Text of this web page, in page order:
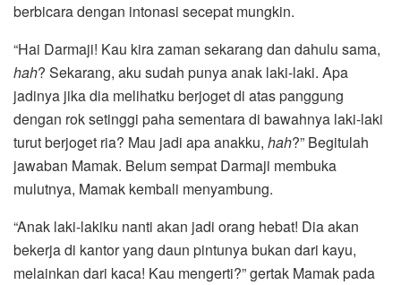
berbicara dengan intonasi secepat mungkin.
“Hai Darmaji! Kau kira zaman sekarang dan dahulu sama,
hah? Sekarang, aku sudah punya anak laki-laki. Apa
jadinya jika dia melihatku berjoget di atas panggung
dengan rok setinggi paha sementara di bawahnya laki-laki
turut berjoget ria? Mau jadi apa anakku, hah?” Begitulah
jawaban Mamak. Belum sempat Darmaji membuka
mulutnya, Mamak kembali menyambung.
“Anak laki-lakiku nanti akan jadi orang hebat! Dia akan
bekerja di kantor yang daun pintunya bukan dari kayu,
melainkan dari kaca! Kau mengerti?” gertak Mamak pada